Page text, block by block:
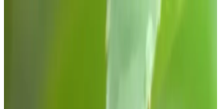
Slik bruker du Gemini API for raske
svar (Flash-modell) 1) Skaff API-
nøkkel - Gå til ai.google.dev, logg
inn med Google-kontoen din og